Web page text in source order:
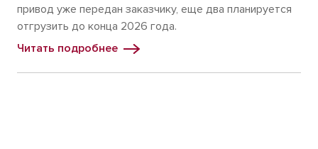
привод уже передан заказчику, еще два планируется
отгрузить до конца 2026 года.
Читать подробнее